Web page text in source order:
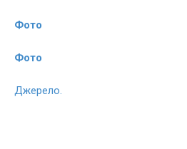
Фото
Фото
Джерело.